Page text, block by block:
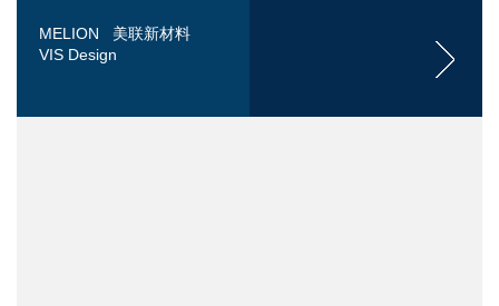
MELION 美联新材料
VIS Design